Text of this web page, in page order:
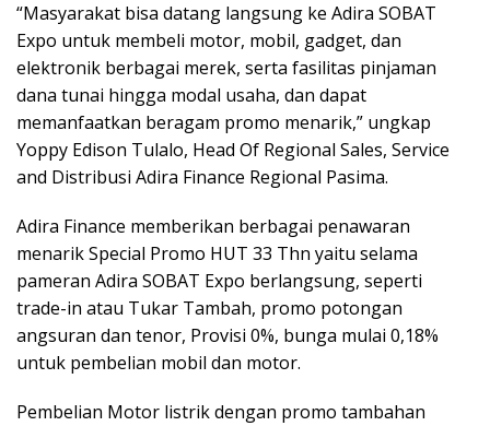
“Masyarakat bisa datang langsung ke Adira SOBAT
Expo untuk membeli motor, mobil, gadget, dan
elektronik berbagai merek, serta fasilitas pinjaman
dana tunai hingga modal usaha, dan dapat
memanfaatkan beragam promo menarik,” ungkap
Yoppy Edison Tulalo, Head Of Regional Sales, Service
and Distribusi Adira Finance Regional Pasima.
Adira Finance memberikan berbagai penawaran
menarik Special Promo HUT 33 Thn yaitu selama
pameran Adira SOBAT Expo berlangsung, seperti
trade-in atau Tukar Tambah, promo potongan
angsuran dan tenor, Provisi 0%, bunga mulai 0,18%
untuk pembelian mobil dan motor.
Pembelian Motor listrik dengan promo tambahan